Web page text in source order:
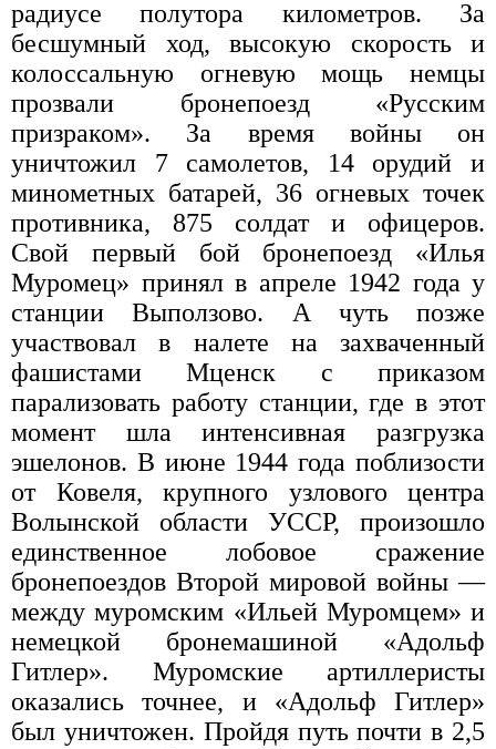
радиусе полутора километров. За
бесшумный ход, высокую скорость и
колоссальную огневую мощь немцы
прозвали бронепоезд «Русским
призраком». За время войны он
уничтожил 7 самолетов, 14 орудий и
минометных батарей, 36 огневых точек
противника, 875 солдат и офицеров.
Свой первый бой бронепоезд «Илья
Муромец» принял в апреле 1942 года у
станции Выползово. А чуть позже
участвовал в налете на захваченный
фашистами Мценск с приказом
парализовать работу станции, где в этот
момент шла интенсивная разгрузка
эшелонов. В июне 1944 года поблизости
от Ковеля, крупного узлового центра
Волынской области УССР, произошло
единственное лобовое сражение
бронепоездов Второй мировой войны —
между муромским «Ильей Муромцем» и
немецкой бронемашиной «Адольф
Гитлер». Муромские артиллеристы
оказались точнее, и «Адольф Гитлер»
был уничтожен. Пройдя путь почти в 2,5